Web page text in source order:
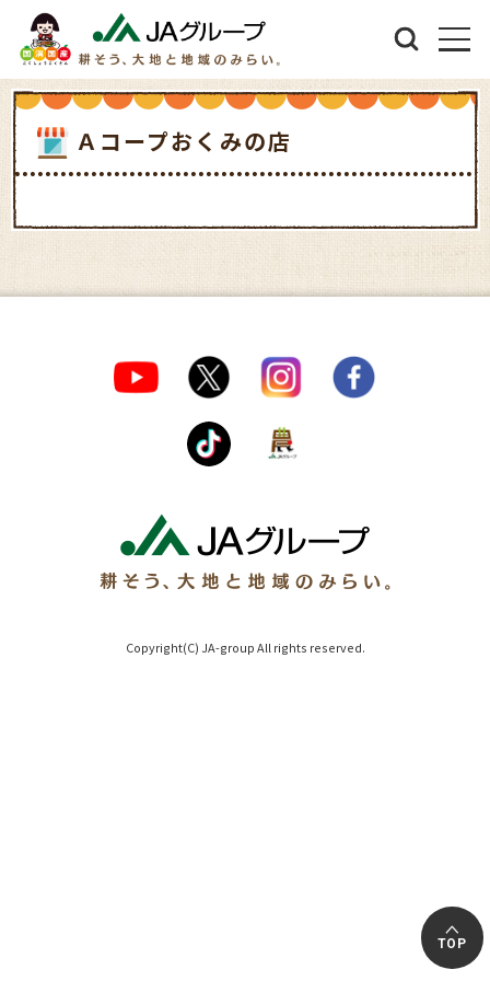
Ａコープおくみの店
Copyright(C) JA-group All rights reserved.
TOP